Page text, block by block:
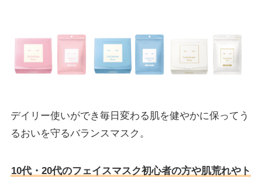
デイリー使いができ毎日変わる肌を健やかに保ってう
るおいを守るバランスマスク。
10代・20代のフェイスマスク初心者の方や肌荒れやト